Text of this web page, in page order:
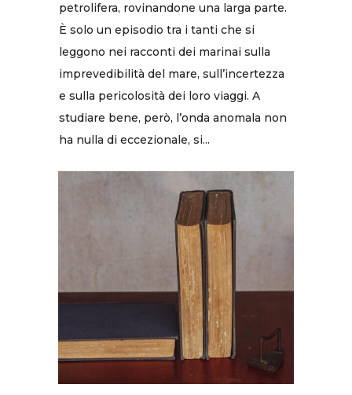
petrolifera, rovinandone una larga parte.
È solo un episodio tra i tanti che si
leggono nei racconti dei marinai sulla
imprevedibilità del mare, sull’incertezza
e sulla pericolosità dei loro viaggi. A
studiare bene, però, l’onda anomala non
ha nulla di eccezionale, si...